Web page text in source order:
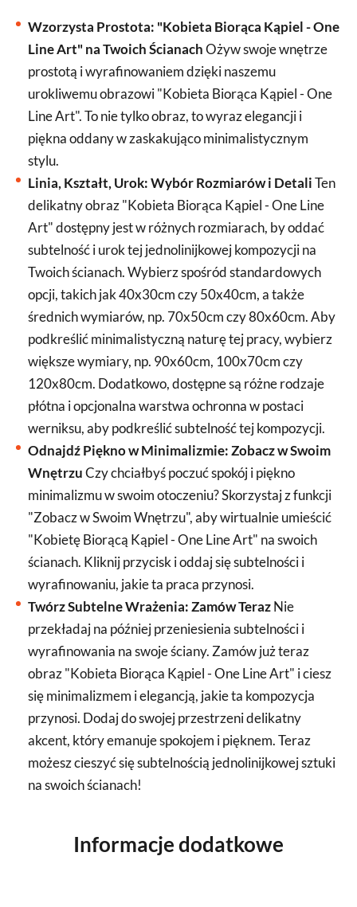
Wzorzysta Prostota: "Kobieta Biorąca Kąpiel - One
Line Art" na Twoich ŚcianachOżyw swoje wnętrze
prostotą i wyrafinowaniem dzięki naszemu
urokliwemu obrazowi "Kobieta Biorąca Kąpiel - One
Line Art". To nie tylko obraz, to wyraz elegancji i
piękna oddany w zaskakująco minimalistycznym
stylu.
Linia, Kształt, Urok: Wybór Rozmiarów i DetaliTen
delikatny obraz "Kobieta Biorąca Kąpiel - One Line
Art" dostępny jest w różnych rozmiarach, by oddać
subtelność i urok tej jednolinijkowej kompozycji na
Twoich ścianach. Wybierz spośród standardowych
opcji, takich jak 40x30cm czy 50x40cm, a także
średnich wymiarów, np. 70x50cm czy 80x60cm. Aby
podkreślić minimalistyczną naturę tej pracy, wybierz
większe wymiary, np. 90x60cm, 100x70cm czy
120x80cm. Dodatkowo, dostępne są różne rodzaje
płótna i opcjonalna warstwa ochronna w postaci
werniksu, aby podkreślić subtelność tej kompozycji.
Odnajdź Piękno w Minimalizmie: Zobacz w Swoim
WnętrzuCzy chciałbyś poczuć spokój i piękno
minimalizmu w swoim otoczeniu? Skorzystaj z funkcji
"Zobacz w Swoim Wnętrzu", aby wirtualnie umieścić
"Kobietę Biorącą Kąpiel - One Line Art" na swoich
ścianach. Kliknij przycisk i oddaj się subtelności i
wyrafinowaniu, jakie ta praca przynosi.
Twórz Subtelne Wrażenia: Zamów TerazNie
przekładaj na później przeniesienia subtelności i
wyrafinowania na swoje ściany. Zamów już teraz
obraz "Kobieta Biorąca Kąpiel - One Line Art" i ciesz
się minimalizmem i elegancją, jakie ta kompozycja
przynosi. Dodaj do swojej przestrzeni delikatny
akcent, który emanuje spokojem i pięknem. Teraz
możesz cieszyć się subtelnością jednolinijkowej sztuki
na swoich ścianach!
Informacje dodatkowe